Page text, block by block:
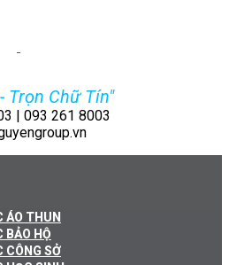
Trọn Chữ Tín"
| 093 261 8003
ÁO THUN
BẢO HỘ
CÔNG SỞ